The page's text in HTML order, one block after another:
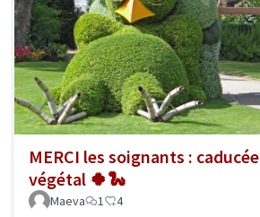
MERCI les soignants : caducée
végétal 🍀🐍
Maeva 1 4